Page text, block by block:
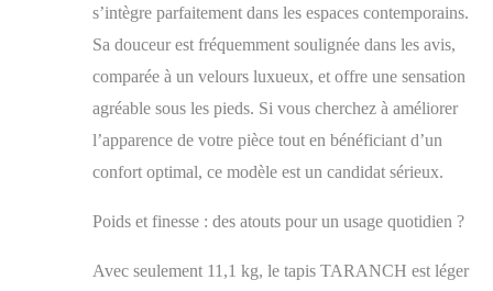
fermement en place,
que ce soit dans le
salon ou la chambre,
améliorant la
sécurité et la stabilité
Design polyvalent :
ce tapis abstrait
moderne dispose
unique qui complète
améliorant
s’intègre parfaitement dans les espaces contemporains.
Sa douceur est fréquemment soulignée dans les avis,
comparée à un velours luxueux, et offre une sensation
agréable sous les pieds. Si vous cherchez à améliorer
l’apparence de votre pièce tout en bénéficiant d’un
confort optimal, ce modèle est un candidat sérieux.
Poids et finesse : des atouts pour un usage quotidien ?
Avec seulement 11,1 kg, le tapis TARANCH est léger